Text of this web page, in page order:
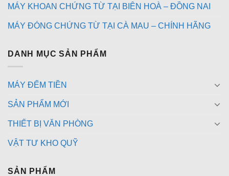
MÁY KHOAN CHỨNG TỪ TẠI BIÊN HOÀ – ĐỒNG NAI
MÁY ĐÓNG CHỨNG TỪ TẠI CÀ MAU – CHÍNH HÃNG
DANH MỤC SẢN PHẨM
MÁY ĐẾM TIỀN
SẢN PHẨM MỚI
THIẾT BỊ VĂN PHÒNG
VẬT TƯ KHO QUỸ
SẢN PHẨM